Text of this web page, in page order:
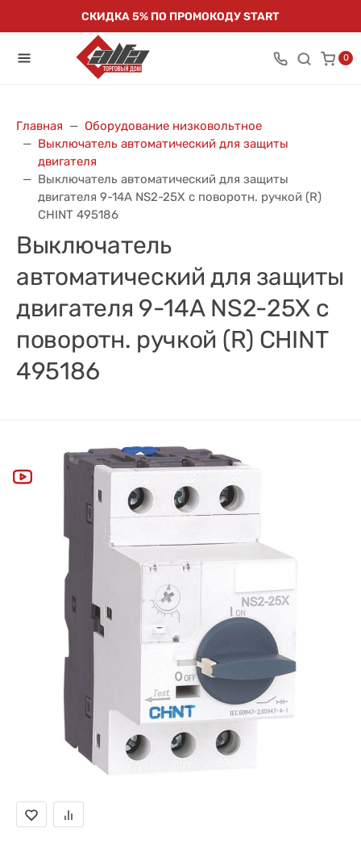
СКИДКА 5% ПО ПРОМОКОДУ START
0
Главная
Оборудование низковольтное
Выключатель автоматический для защиты
двигателя
Выключатель автоматический для защиты
двигателя 9-14А NS2-25X с поворотн. ручкой (R)
CHINT 495186
Выключатель
автоматический для защиты
двигателя 9-14А NS2-25X с
поворотн. ручкой (R) CHINT
495186